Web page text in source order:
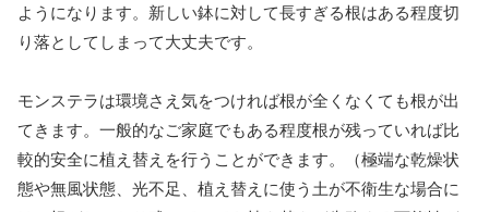
ようになります。新しい鉢に対して長すぎる根はある程度切
り落としてしまって大丈夫です。
モンステラは環境さえ気をつければ根が全くなくても根が出
てきます。一般的なご家庭でもある程度根が残っていれば比
較的安全に植え替えを行うことができます。（極端な乾燥状
態や無風状態、光不足、植え替えに使う土が不衛生な場合に